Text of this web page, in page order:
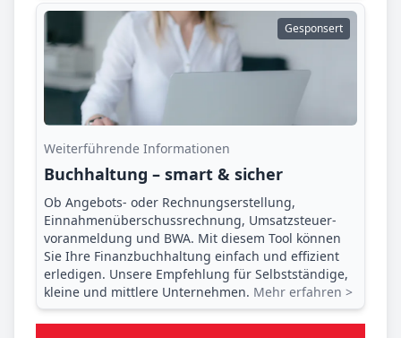
Gesponsert
Weiterführende Informationen
Buchhaltung – smart & sicher
Ob Angebots- oder Rechnungserstellung,
Einnahmenüberschuss­rechnung, Umsatzsteuer­
voranmeldung und BWA. Mit diesem Tool können
Sie Ihre Finanz­buchhaltung einfach und effizient
erledigen. Unsere Empfehlung für Selbstständige,
kleine und mittlere Unternehmen. Mehr erfahren >